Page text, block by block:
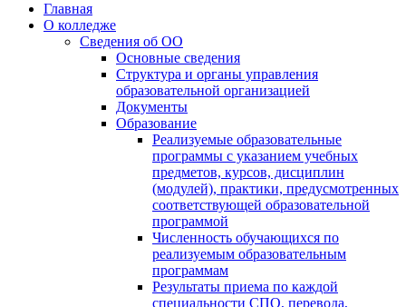
Главная
О колледже
Сведения об ОО
Основные сведения
Структура и органы управления
образовательной организацией
Документы
Образование
Реализуемые образовательные
программы с указанием учебных
предметов, курсов, дисциплин
(модулей), практики, предусмотренных
соответствующей образовательной
программой
Численность обучающихся по
реализуемым образовательным
программам
Результаты приема по каждой
специальности СПО, перевода,